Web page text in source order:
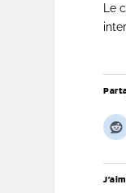
Le